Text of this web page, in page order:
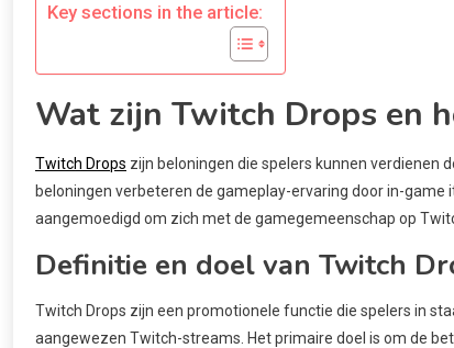
Key sections in the article:
Wat zijn Twitch Drops en
Twitch Drops zijn beloningen die spelers kunnen verdienen
beloningen verbeteren de gameplay-ervaring door in-
aangemoedigd om zich met de gamegemeenschap op
Definitie en doel van Twitch
Twitch Drops zijn een promotionele functie die spelers in
aangewezen Twitch-streams. Het primaire doel is om de